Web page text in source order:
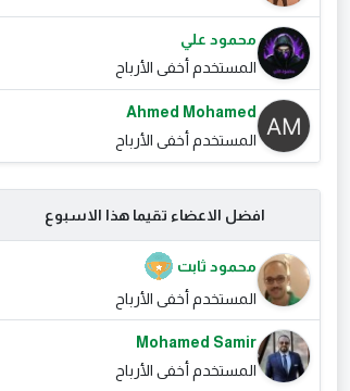
محمود علي
المستخدم أخفى الأرباح
Ahmed Mohamed
المستخدم أخفى الأرباح
افضل الاعضاء تقيما هذا الاسبوع
محمود ثابت
المستخدم أخفى الأرباح
Mohamed Samir
المستخدم أخفى الأرباح